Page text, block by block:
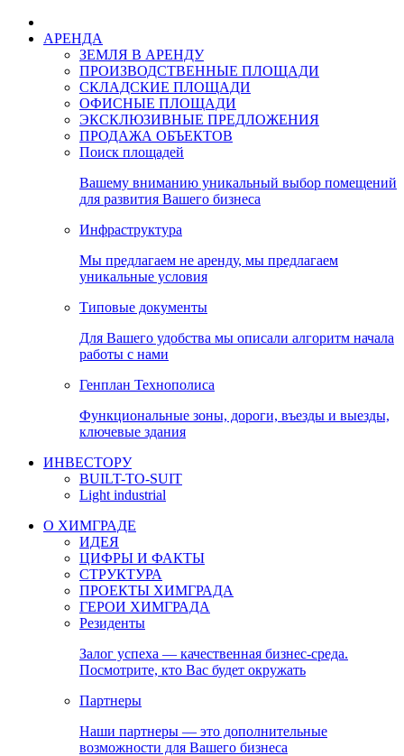
АРЕНДА
ЗЕМЛЯ В АРЕНДУ
ПРОИЗВОДСТВЕННЫЕ ПЛОЩАДИ
СКЛАДСКИЕ ПЛОЩАДИ
ОФИСНЫЕ ПЛОЩАДИ
ЭКСКЛЮЗИВНЫЕ ПРЕДЛОЖЕНИЯ
ПРОДАЖА ОБЪЕКТОВ
Поиск площадей
Вашему вниманию уникальный выбор помещений
для развития Вашего бизнеса
Инфраструктура
Мы предлагаем не аренду, мы предлагаем
уникальные условия
Типовые документы
Для Вашего удобства мы описали алгоритм начала
работы с нами
Генплан Технополиса
Функциональные зоны, дороги, въезды и выезды,
ключевые здания
ИНВЕСТОРУ
BUILT-TO-SUIT
Light industrial
О ХИМГРАДЕ
ИДЕЯ
ЦИФРЫ И ФАКТЫ
СТРУКТУРА
ПРОЕКТЫ ХИМГРАДА
ГЕРОИ ХИМГРАДА
Резиденты
Залог успеха — качественная бизнес-среда.
Посмотрите, кто Вас будет окружать
Партнеры
Наши партнеры — это дополнительные
возможности для Вашего бизнеса